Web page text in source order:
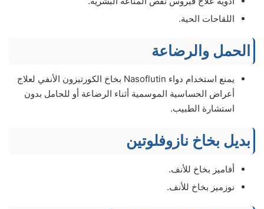
اللقاحات الحية.
الحمل والرضاعة
يمنع استخدام دواء ‌Nasoflutin بخاخ الكورتيزون الأنفي لعلاج
أعراض الحساسية الموسمية أثناء الرضاعة أو للحامل بدون
استشارة الطبيب.
بديل بخاخ نازوفلوتين
أفاميز بخاخ للأنف.
نوزميز بخاخ للأنف.